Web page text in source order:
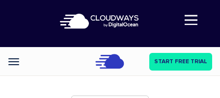
Abre a navegação
Categories START FREE TRIAL